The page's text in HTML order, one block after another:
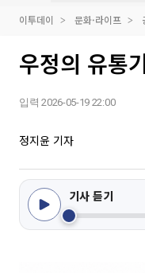
이투데이 문화·라이프
우정의 유통
입력 2026-05-19 22:00
정지윤 기자
기사 듣기